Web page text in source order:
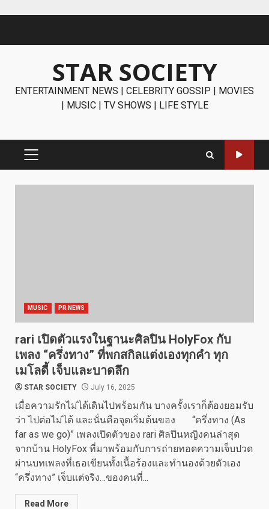
STAR SOCIETY
ENTERTAINMENT NEWS | CELEBRITY GOSSIP | MOVIES
| MUSIC | TV SHOWS | LIFE STYLE
PRIMARY
MUSIC PR NEWS
rari เปิดตัวแรงในฐานะศิลปิน HolyFox กับ
เพลง “ครึ่งทาง” ที่พกสกิลแต่งเองทุกคำ ทุก
เมโลดี้ เจ็บและบาดลึก
STAR SOCIETY July 16, 2025
เมื่อความรักไม่ได้เดินไปพร้อมกัน บางครั้งเราก็ต้องยอมรับ
ว่า ไปต่อไม่ได้ และนั่นคือจุดเริ่มต้นของ “ครึ่งทาง (As
far as we go)” เพลงเปิดตัวของ rari ศิลปินหญิงคนล่าสุด
จากบ้าน HolyFox ที่มาพร้อมกับการถ่ายทอดความเจ็บปวด
ผ่านบทเพลงที่เธอเขียนทั้งเนื้อร้องและทำนองด้วยตัวเอง
“ครึ่งทาง” เจ็บแต่จริง…ของคนที่...
Read More